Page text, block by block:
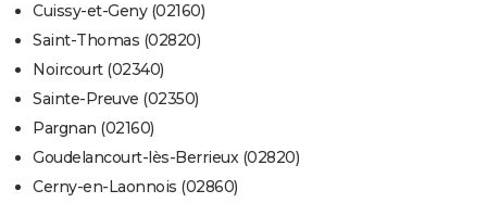
Cuissy-et-Geny (02160)
Saint-Thomas (02820)
Noircourt (02340)
Sainte-Preuve (02350)
Pargnan (02160)
Goudelancourt-lès-Berrieux (02820)
Cerny-en-Laonnois (02860)